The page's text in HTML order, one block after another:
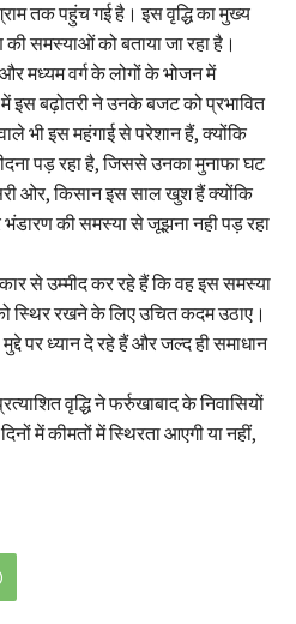
तक पहुंच गई है। इस वृद्धि का मुख्य
समस्याओं को बताया जा रहा है।
मध्यम वर्ग के लोगों के भोजन में
इस बढ़ोतरी ने उनके बजट को प्रभावित
भी इस महंगाई से परेशान हैं, क्योंकि
पड़ रहा है, जिससे उनका मुनाफा घट
ओर, किसान इस साल खुश हैं क्योंकि
भंडारण की समस्या से जूझना नही पड़ रहा
से उम्मीद कर रहे हैं कि वह इस समस्या
स्थिर रखने के लिए उचित कदम उठाए।
पर ध्यान दे रहे हैं और जल्द ही समाधान
वृद्धि ने फर्रुखाबाद के निवासियों
में कीमतों में स्थिरता आएगी या नहीं,